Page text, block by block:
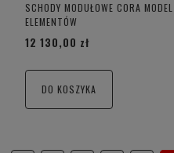
SCHODY MODUŁOWE CORA
ELEMENTÓW
12 130,00 zł
DO KOSZYKA